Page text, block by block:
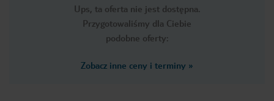
Ups, ta oferta nie jest dostępna.
Przygotowaliśmy dla Ciebie
podobne oferty:
Zobacz inne ceny i terminy »